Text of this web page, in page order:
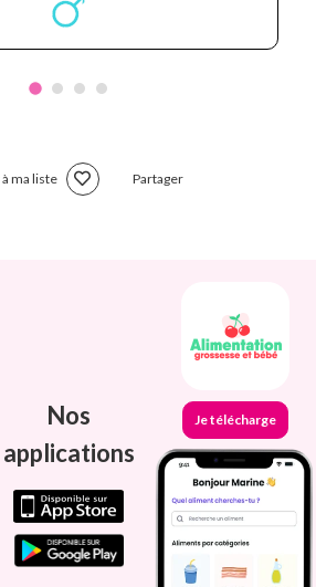
ma liste Partager
Nos
applications
Je télécharge